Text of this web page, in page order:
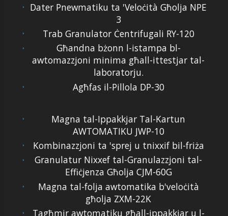
Dater Pnewmatiku ta 'Veloċità Għolja NPE
3
Trab Granulator Ċentrifugali RY-120
Għandna bżonn l-istampa bl-
awtomazzjoni minima għall-ittestjar tal-
laboratorju.
Agħfas il-Pillola DP-30
Magna tal-Ippakkjar Tal-Kartun
AWTOMATIKU JWP-10
Kombinazzjoni ta 'sprej u tnixxif bil-friża
Granulatur Nixxef tal-Granulazzjoni tal-
Effiċjenza Għolja CJM-60G
Magna tal-folja awtomatika b'veloċità
għolja ZXM-22K
Tagħmir awtomatiku għall-ippakkjar u l-